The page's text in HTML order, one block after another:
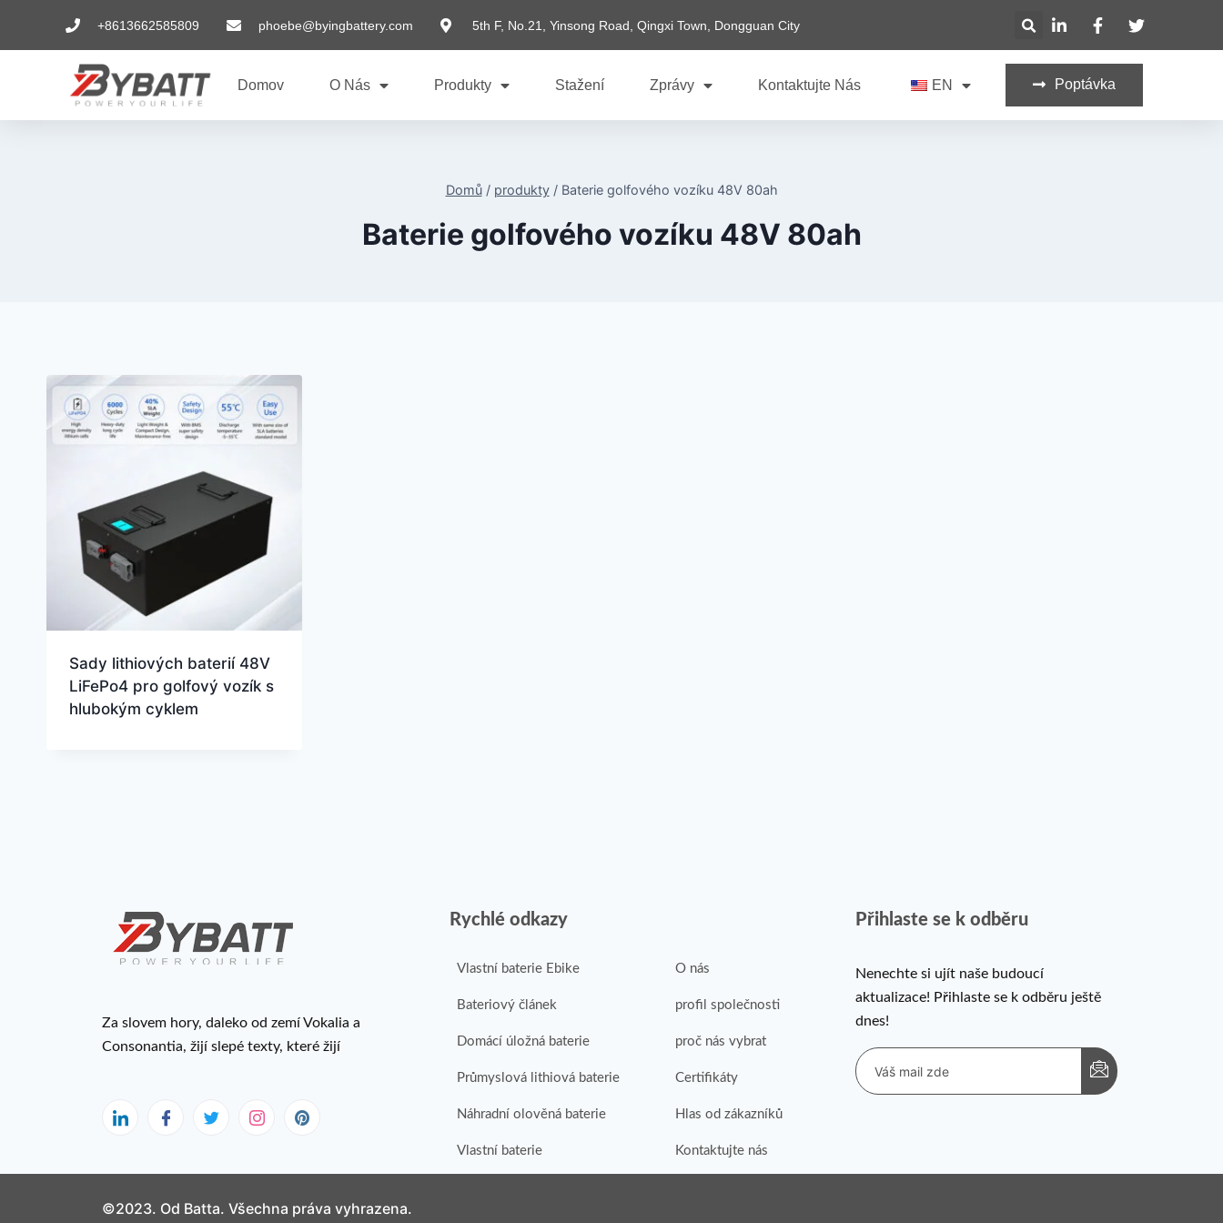
+8613662585809 phoebe@byingbattery.com 5th F, No.21, Yinsong Road, Qingxi Town, Dongguan City
Domov O Nás Produkty Stažení Zprávy Kontaktujte Nás EN Poptávka
Domů / produkty / Baterie golfového vozíku 48V 80ah
Baterie golfového vozíku 48V 80ah
Sady lithiových baterií 48V
LiFePo4 pro golfový vozík s
hlubokým cyklem
Za slovem hory, daleko od zemí Vokalia a
Consonantia, žijí slepé texty, které žijí
Rychlé odkazy
Vlastní baterie Ebike
Bateriový článek
Domácí úložná baterie
Průmyslová lithiová baterie
Náhradní olověná baterie
Vlastní baterie
O nás
profil společnosti
proč nás vybrat
Certifikáty
Hlas od zákazníků
Kontaktujte nás
Přihlaste se k odběru
Nenechte si ujít naše budoucí
aktualizace! Přihlaste se k odběru ještě
dnes!
©2023. Od Batta. Všechna práva vyhrazena.